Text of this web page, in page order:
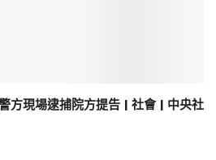
方現場逮捕院方提告 | 社會 | 中央社